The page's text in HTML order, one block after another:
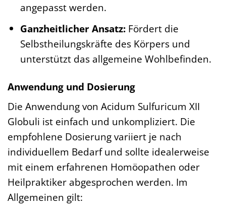
angepasst werden.
Ganzheitlicher Ansatz:Fördert die
Selbstheilungskräfte des Körpers und
unterstützt das allgemeine Wohlbefinden.
Anwendung und Dosierung
Die Anwendung von Acidum Sulfuricum XII
Globuli ist einfach und unkompliziert. Die
empfohlene Dosierung variiert je nach
individuellem Bedarf und sollte idealerweise
mit einem erfahrenen Homöopathen oder
Heilpraktiker abgesprochen werden. Im
Allgemeinen gilt: